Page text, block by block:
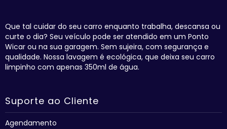
Que tal cuidar do seu carro enquanto trabalha, descansa ou
curte o dia? Seu veículo pode ser atendido em um Ponto
Wicar ou na sua garagem. Sem sujeira, com segurança e
qualidade. Nossa lavagem é ecológica, que deixa seu carro
limpinho com apenas 350ml de água.
Suporte ao Cliente
Agendamento